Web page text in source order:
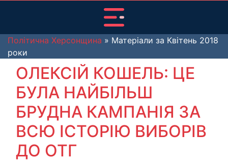
Політична Херсонщина » Матеріали за Квітень 2018
роки
ОЛЕКСІЙ КОШЕЛЬ: ЦЕ
БУЛА НАЙБІЛЬШ
БРУДНА КАМПАНІЯ ЗА
ВСЮ ІСТОРІЮ ВИБОРІВ
ДО ОТГ